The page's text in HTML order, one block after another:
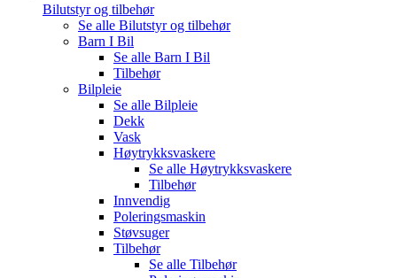
Bilutstyr og tilbehør
Se alle Bilutstyr og tilbehør
Barn I Bil
Se alle Barn I Bil
Tilbehør
Bilpleie
Se alle Bilpleie
Dekk
Vask
Høytrykksvaskere
Se alle Høytrykksvaskere
Tilbehør
Innvendig
Poleringsmaskin
Støvsuger
Tilbehør
Se alle Tilbehør